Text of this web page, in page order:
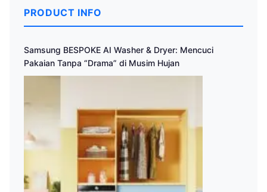
PRODUCT INFO
Samsung BESPOKE AI Washer & Dryer: Mencuci
Pakaian Tanpa “Drama” di Musim Hujan